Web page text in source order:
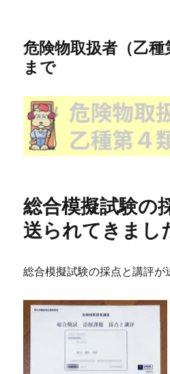
危険物取扱者（乙
まで
総合模擬試験の
送られてきまし
総合模擬試験の採点と講評が